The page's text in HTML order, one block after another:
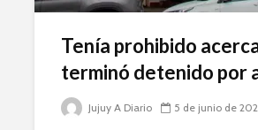
Tenía prohibido
terminó detenido por
Jujuy A Diario 5 de junio de